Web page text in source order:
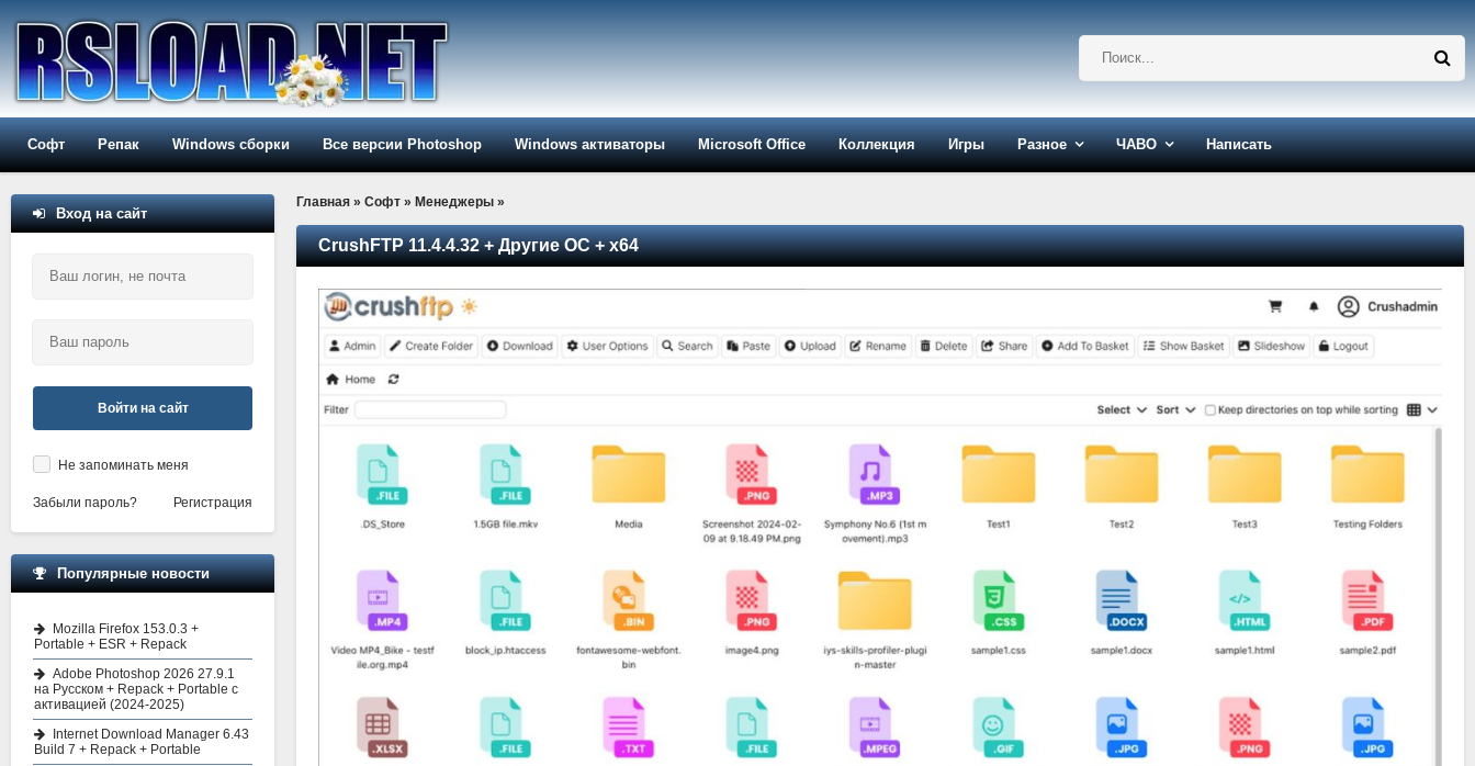
Софт Репак Windows сборки Все версии Photoshop Windows активаторы Microsoft Office Коллекция Игры Разное ЧАВО Написать
Главная » Софт » Менеджеры »
CrushFTP 11.4.4.32 + Другие ОС + x64
Вход на сайт
Войти на сайт
Не запоминать меня
Забыли пароль? Регистрация
Популярные новости
Mozilla Firefox 153.0.3 +
Portable + ESR + Repack
Adobe Photoshop 2026 27.9.1
на Русском + Repack + Portable с
активацией (2024-2025)
Internet Download Manager 6.43
Build 7 + Repack + Portable